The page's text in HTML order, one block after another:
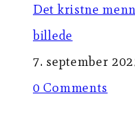
Det kristne
billede
7. september
0 Comments